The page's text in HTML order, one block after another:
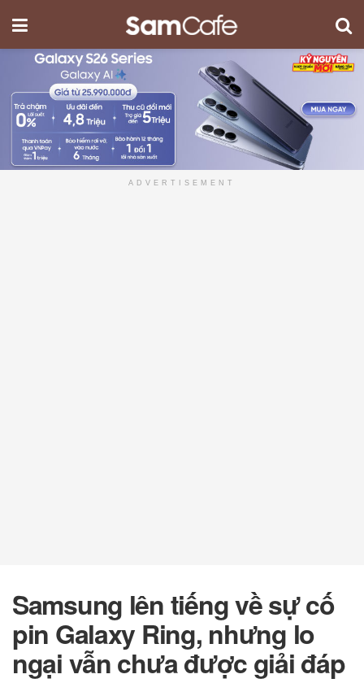
ADVERTISEMENT
Samsung lên tiếng về sự cố
pin Galaxy Ring, nhưng lo
ngại vẫn chưa được giải đáp